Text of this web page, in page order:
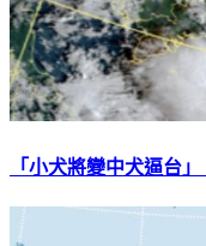
「小犬將變中犬逼台